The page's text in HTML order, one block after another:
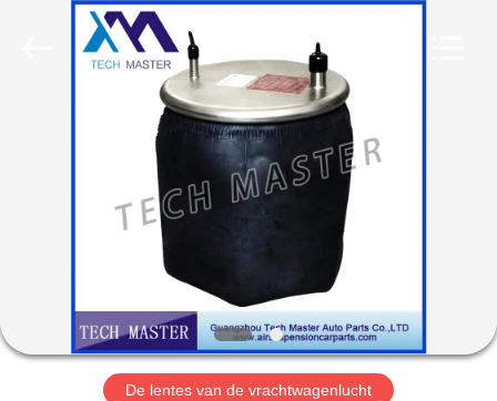
PRODUCTEN
OVER
ONS
De lentes van de vrachtwagenlucht